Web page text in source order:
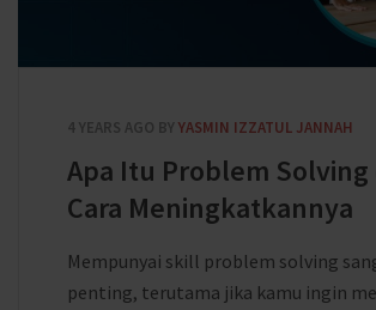
4 YEARS AGO BY YASMIN IZZATUL JANNAH
Apa Itu Problem Solving
Cara Meningkatkannya
Mempunyai skill problem solving
penting, terutama jika kamu ingin